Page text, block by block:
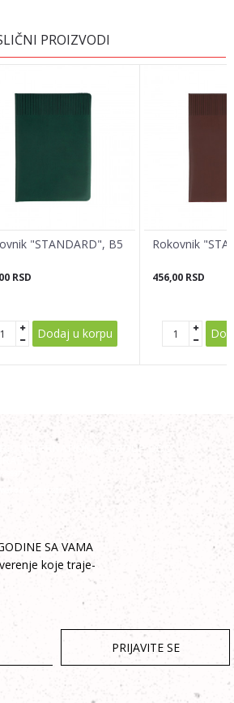
POŠALJI
PROIZVODI
"STANDARD", B5
RSD
Dodaj u korpu
Rokovnik
456,00 RSD
SA VAMA
koje traje-
PRIJAVITE SE